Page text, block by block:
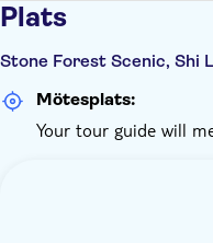
Plats
Stone Forest Scenic, Shi
Mötesplats:
Your tour guide will